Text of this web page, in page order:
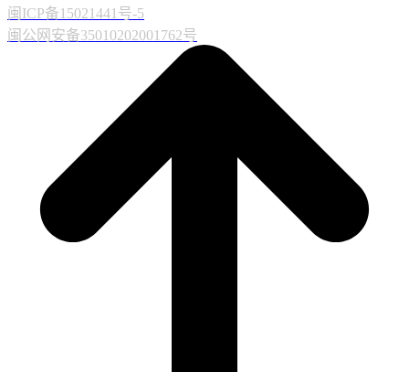
闽ICP备15021441号-5
闽公网安备35010202001762号